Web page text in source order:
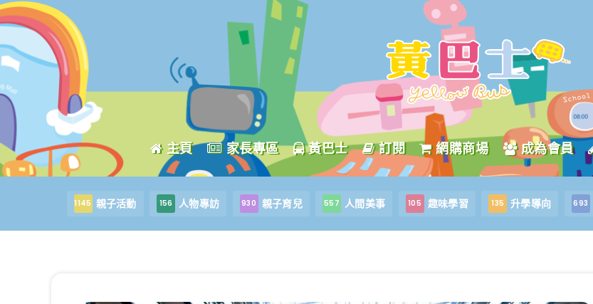
主頁 家長專區 黃巴士 訂閱 網購商場 成為會員
1145 親子活動 156 人物專訪 930 親子育兒 557 人間美事 105 趣味學習 135 升學導向 693